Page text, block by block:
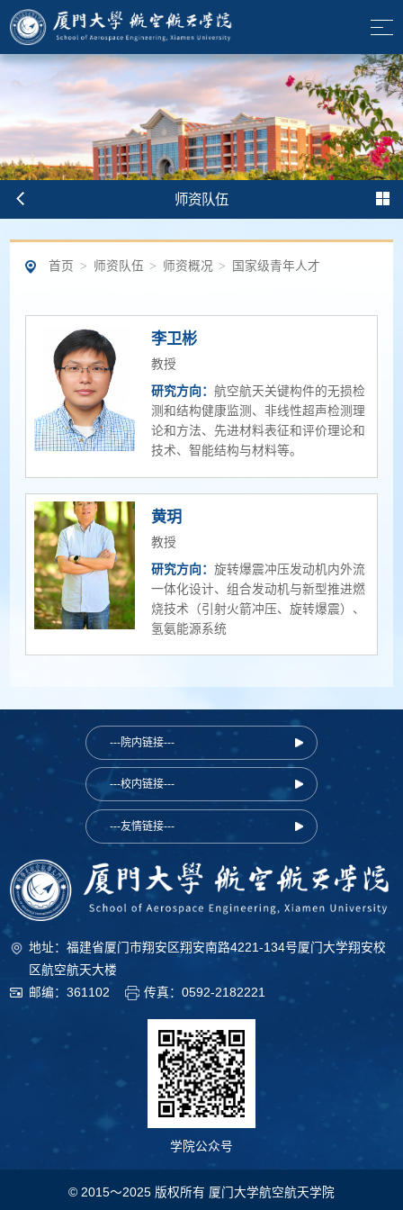
师资队伍
首页 > 师资队伍 > 师资概况 > 国家级青年人才
李卫彬
教授
研究方向：航空航天关键构件的无损检
测和结构健康监测、非线性超声检测理
论和方法、先进材料表征和评价理论和
技术、智能结构与材料等。
黄玥
教授
研究方向：旋转爆震冲压发动机内外流
一体化设计、组合发动机与新型推进燃
烧技术（引射火箭冲压、旋转爆震）、
氢氨能源系统
---院内链接---
---校内链接---
---友情链接---
地址：福建省厦门市翔安区翔安南路4221-134号厦门大学翔安校
区航空航天大楼
邮编：361102
传真：0592-2182221
学院公众号
© 2015～2025 版权所有 厦门大学航空航天学院